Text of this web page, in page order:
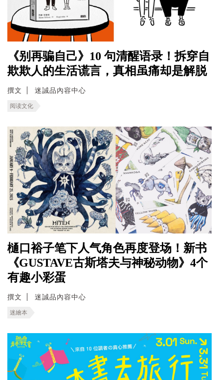
《别再骗自己》10 句清醒语录！拆穿自
欺欺人的生活谎言，真相虽痛却是解脱
撰文 迷誠品內容中心
阅读文化
樋口裕子笔下人气角色再度登场！新书
《GUSTAVE古斯塔夫与神秘动物》4个
有趣小彩蛋
撰文 迷誠品內容中心
迷繪本